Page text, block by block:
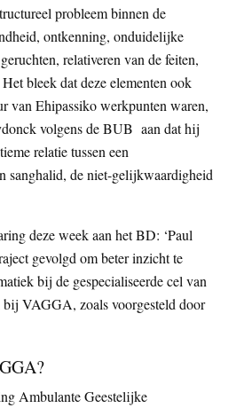
probleem binnen de
ontkenning, onduidelijke
relativeren van de feiten,
bleek dat deze elementen ook
van Ehipassiko werkpunten waren,
volgens de BUB aan dat hij
relatie tussen een
sanghalid, de niet-gelijkwaardigheid
deze week aan het BD: ‘Paul
gevolgd om beter inzicht te
bij de gespecialiseerde cel van
bij VAGGA, zoals voorgesteld door
Ambulante Geestelijke